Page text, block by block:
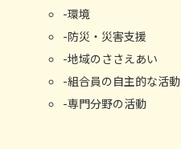
環境
防災・災害支援
地域のささえあい
組合員の自主的な活動
専門分野の活動